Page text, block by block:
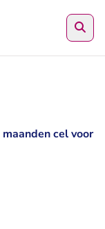
cel voor